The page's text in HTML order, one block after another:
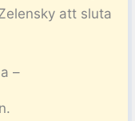
att sluta
–